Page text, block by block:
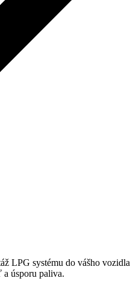
LPG systému do vášho vozidla
a úsporu paliva.